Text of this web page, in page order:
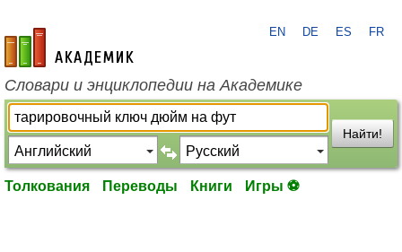
academic.ru
EN DE ES FR
Словари и энциклопедии на Академике
Найти!
Толкования Переводы Книги Игры ⚽